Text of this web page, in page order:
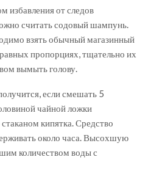
избавления от следов
считать содовый шампунь.
взять обычный магазинный
пропорциях, тщательно их
вымыть голову.
если смешать 5
чайной ложки
кипятка. Средство
около часа. Высохшую
количеством воды с